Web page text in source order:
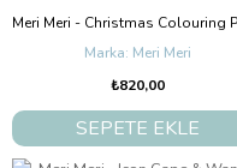
Meri Meri
₺820,00
SEPETE EKLE